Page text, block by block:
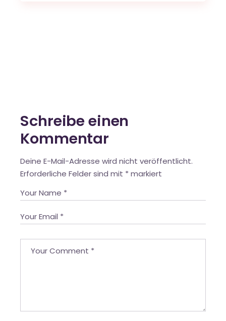
Schreibe einen
Kommentar
Deine E-Mail-Adresse wird nicht veröffentlicht.
Erforderliche Felder sind mit * markiert